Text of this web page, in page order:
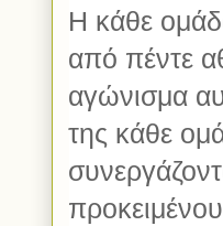
Η κάθε
από πέντε
αγώνισμα
της κάθε